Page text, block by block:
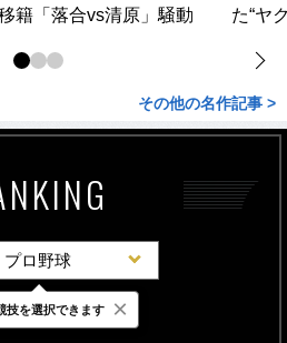
籍「落合vs清原」騒動
た“ヤ
その他の名作記事 >
プロ野球
24時間 週間
技を選択できます ×